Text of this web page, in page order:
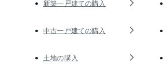
新築一戸建ての購入
中古一戸建ての購入
土地の購入